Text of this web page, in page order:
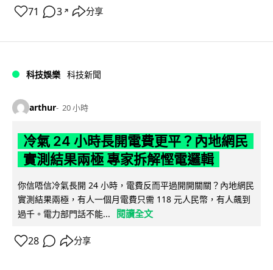
71 3 ↗ 分享
科技娛樂 科技新聞
arthur 20 小時
冷氣 24 小時長開電費更平？內地網民
實測結果兩極 專家拆解慳電邏輯
你信唔信冷氣長開 24 小時，電費反而平過開開關關？內地網民
實測結果兩極，有人一個月電費只需 118 元人民幣，有人飆到
過千。電力部門話不能...
閱讀全文
28 分享